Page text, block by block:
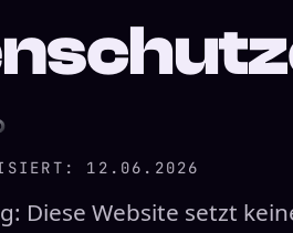
12.06.2026
Diese Website setzt